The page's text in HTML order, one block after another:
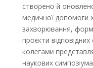
створено й
медичної допомоги
захворювання,
проєкти
колегами
наукових